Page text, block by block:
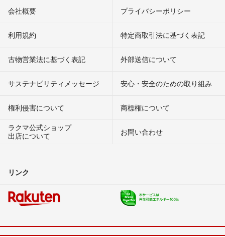
会社概要 プライバシーポリシー
利用規約 特定商取引法に基づく表記
古物営業法に基づく表記 外部送信について
サステナビリティメッセージ 安心・安全のための取り組み
権利侵害について
商標権について
ラクマ公式ショップ
出店について
お問い合わせ
リンク